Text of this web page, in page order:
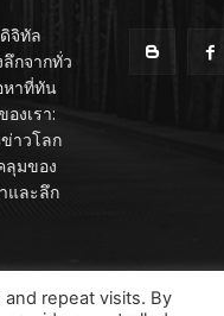
จิทัล
กจากทั่ว
หาที่ทัน
งเรา:
าวโลก
ลุมของ
และลึก
repeat visits. By